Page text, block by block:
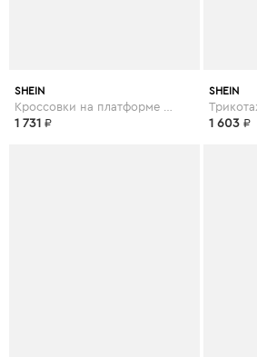
SHEIN
1 731 ₽
SHEIN
1 603 ₽